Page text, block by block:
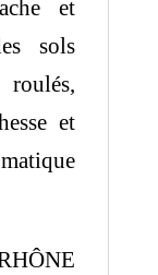
et
sols
et